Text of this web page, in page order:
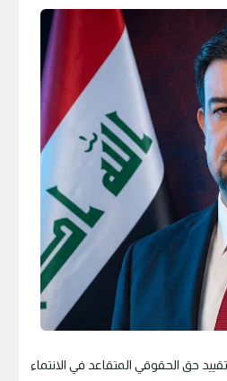
حق الحقوقي المتقاعد في الانتماء